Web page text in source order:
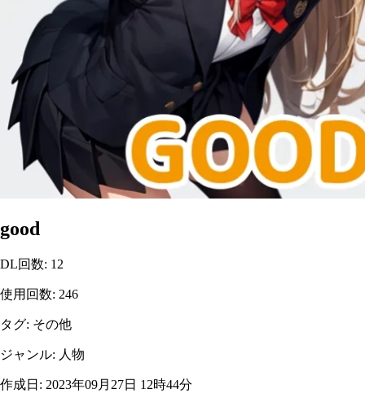
good
DL回数: 12
使用回数: 246
タグ: その他
ジャンル: 人物
作成日 : 2023年09月27日 12時44分